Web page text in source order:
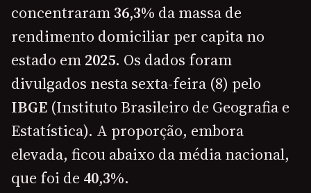
concentraram36,3% da massa de
rendimento domiciliar per capita no
estado em 2025. Os dados foram
divulgados nesta sexta-feira (8) pelo
IBGE (Instituto Brasileiro de Geografia e
Estatística). A proporção, embora
elevada, ficou abaixo da média nacional,
que foi de 40,3%.